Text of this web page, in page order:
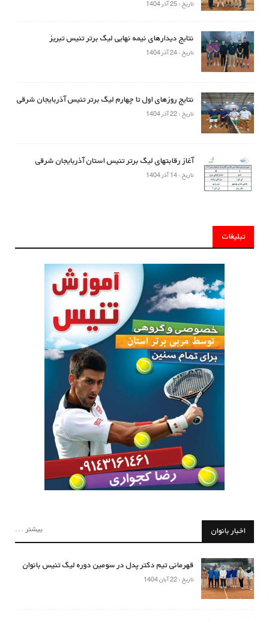
تاریخ : 25 آذر 1404
نتایج دیدارهای نیمه نهایی لیگ برتر تنیس تبریز
تاریخ : 24 آذر 1404
نتایج روزهای اول تا چهارم لیگ برتر تنیس آذربایجان شرقی
تاریخ : 22 آذر 1404
آغاز رقابتهای لیگ برتر تنیس استان آذربایجان شرقی
تاریخ : 14 آذر 1404
تبلیغات
اخبار بانوان بیشتر ...
قهرمانی تیم دکتر پدل در سومین دوره لیگ تنیس بانوان
تاریخ : 22 آبان 1404